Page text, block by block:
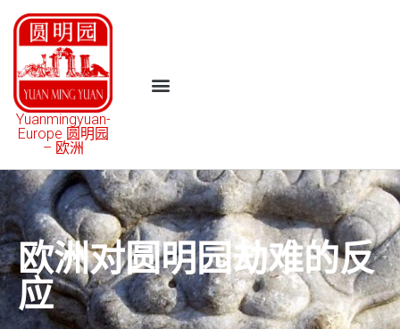
Yuanmingyuan-
Europe 圆明园
– 欧洲
欧洲对圆明园劫难的反
应